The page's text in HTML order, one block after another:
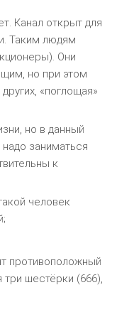
Канал открыт для
Таким людям
Они
но при этом
«поглощая»
но в данный
заниматься
к
человек
противоположный
шестёрки (666),